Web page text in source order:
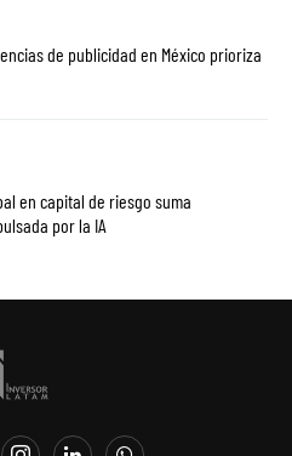
de publicidad en México prioriza
en capital de riesgo suma
por la IA